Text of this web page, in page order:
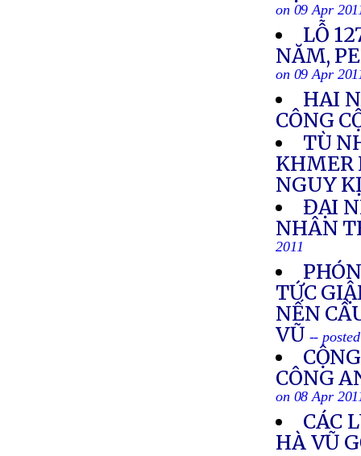
on 09 Apr
LỖ
NĂM,
on 09 Apr
HAI
CÔNG
TÙ
KHMER
NGUY
ĐẠI
NHÂN
2011
TỨC
NẾN
VŨ --
CÔNG
on 08 Apr
CÁC
HÀ VŨ